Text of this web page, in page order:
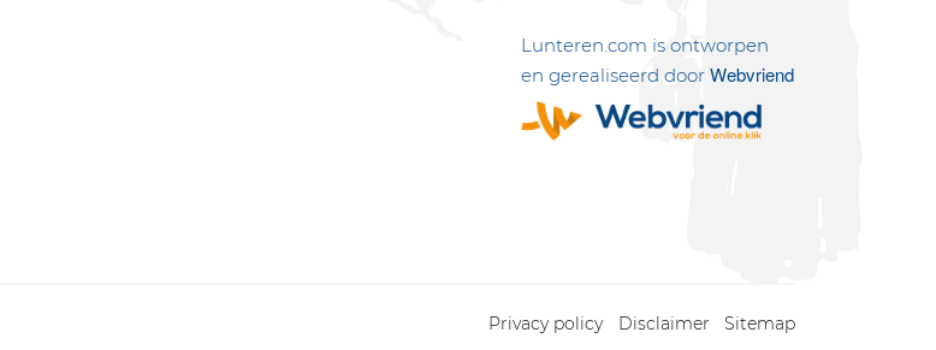
Lunteren.com is ontworpen
en gerealiseerd doorWebvriend
Privacy policy Disclaimer Sitemap